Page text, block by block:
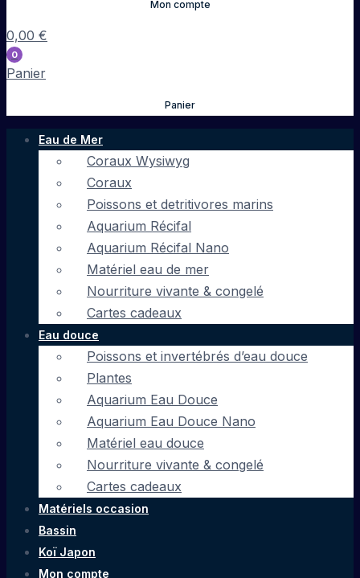
Mon compte
0,00 €
0
Panier
Panier
Eau de Mer
Coraux Wysiwyg
Coraux
Poissons et detritivores marins
Aquarium Récifal
Aquarium Récifal Nano
Matériel eau de mer
Nourriture vivante & congelé
Cartes cadeaux
Eau douce
Poissons et invertébrés d’eau douce
Plantes
Aquarium Eau Douce
Aquarium Eau Douce Nano
Matériel eau douce
Nourriture vivante & congelé
Cartes cadeaux
Matériels occasion
Bassin
Koï Japon
Mon compte